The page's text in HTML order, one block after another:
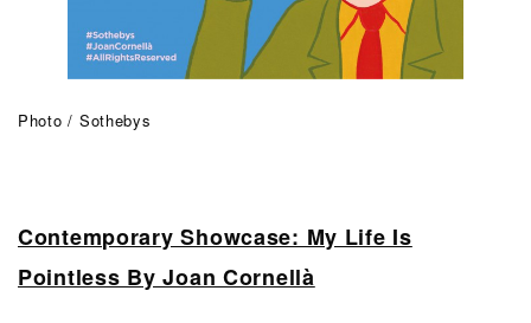
Photo / Sothebys
Contemporary Showcase: My Life Is
Pointless By Joan Cornellà